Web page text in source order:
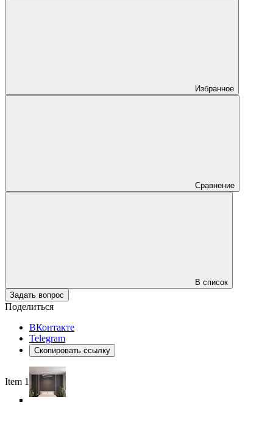
Избранное
Сравнение
В список
Задать вопрос
Поделиться
ВКонтакте
Telegram
Скопировать ссылку
Item 1 of 6